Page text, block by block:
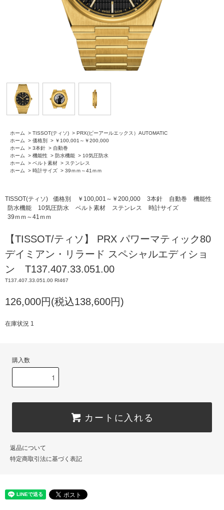
ホーム > TISSOT(ティソ) > PRX(ピーアールエックス）AUTOMATIC
ホーム
> 価格別 > ￥100,001～￥200,000
ホーム
> 3本針 > 自動巻
ホーム
> 機能性 > 防水機能 > 10気圧防水
ホーム
> ベルト素材 > ステンレス
ホーム
> 時計サイズ > 39ｍｍ～41ｍｍ
TISSOT(ティソ) 価格別 ￥100,001～￥200,000 3本針 自動巻
機能性
防水機能
10気圧防水 ベルト素材 ステンレス
時計サイズ
39ｍｍ～41ｍｍ
【TISSOT/ティソ】 PRX パワーマティック80
デイミアン・リラード スペシャルエディショ
ン T137.407.33.051.00
T137.407.33.051.00 RI467
126,000円(税込138,600円)
在庫状況 1
購入数
カートに入れる
返品について
特定商取引法に基づく表記